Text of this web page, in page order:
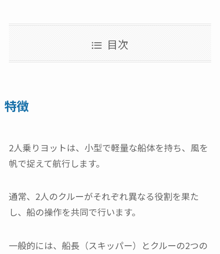
目次
特徴
2人乗りヨットは、小型で軽量な船体を持ち、風を
帆で捉えて航行します。
通常、2人のクルーがそれぞれ異なる役割を果た
し、船の操作を共同で行います。
一般的には、船長（スキッパー）とクルーの2つの